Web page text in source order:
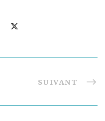
SUIVANT